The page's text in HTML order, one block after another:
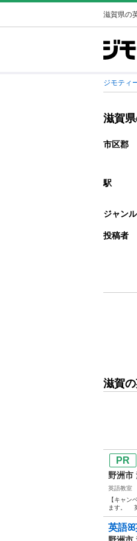
滋賀県の
ジモティ
滋賀
市区郡
駅
ジャンル
投稿者
滋賀
野洲市
英語教室
【キャ
ます。 英
英語ꕤ